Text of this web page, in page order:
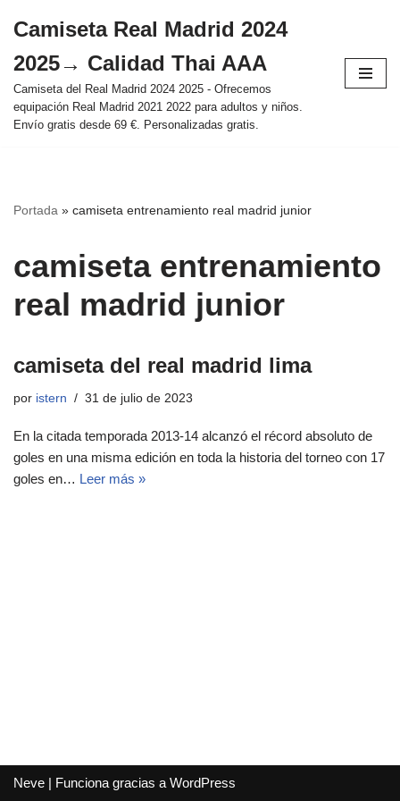
al
contenido
Camiseta Real Madrid 2024
2025→ Calidad Thai AAA
Camiseta del Real Madrid 2024 2025 - Ofrecemos
equipación Real Madrid 2021 2022 para adultos y niños.
Envío gratis desde 69 €. Personalizadas gratis.
Portada » camiseta entrenamiento real madrid junior
camiseta entrenamiento
real madrid junior
camiseta del real madrid lima
por istern 31 de julio de 2023
En la citada temporada 2013-14 alcanzó el récord absoluto de
goles en una misma edición en toda la historia del torneo con 17
goles en… Leer más »
Neve | Funciona gracias a WordPress